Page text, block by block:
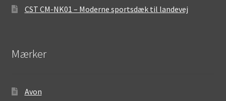
CST CM-NK01 – Moderne sportsdæk til landevej
Mærker
Avon